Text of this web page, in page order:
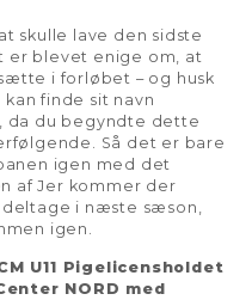
skulle lave den sidste
er blevet enige om, at
i forløbet – og husk
kan finde sit navn
da du begyndte dette
Så det er bare
igen med det
af Jer kommer der
i næste sæson,
igen.
U11 Pigelicensholdet
NORD med